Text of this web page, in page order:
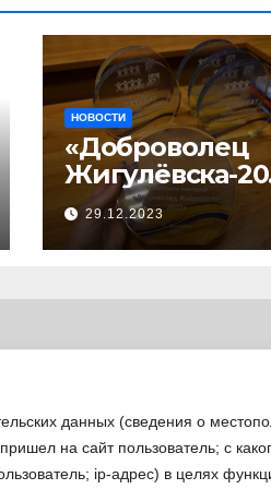
данных (сведения о
на сайт пользователь; с
ip-адрес) в целях
НОВОСТИ
«Доброволец
Жигулёвска-
» 29.12.2023